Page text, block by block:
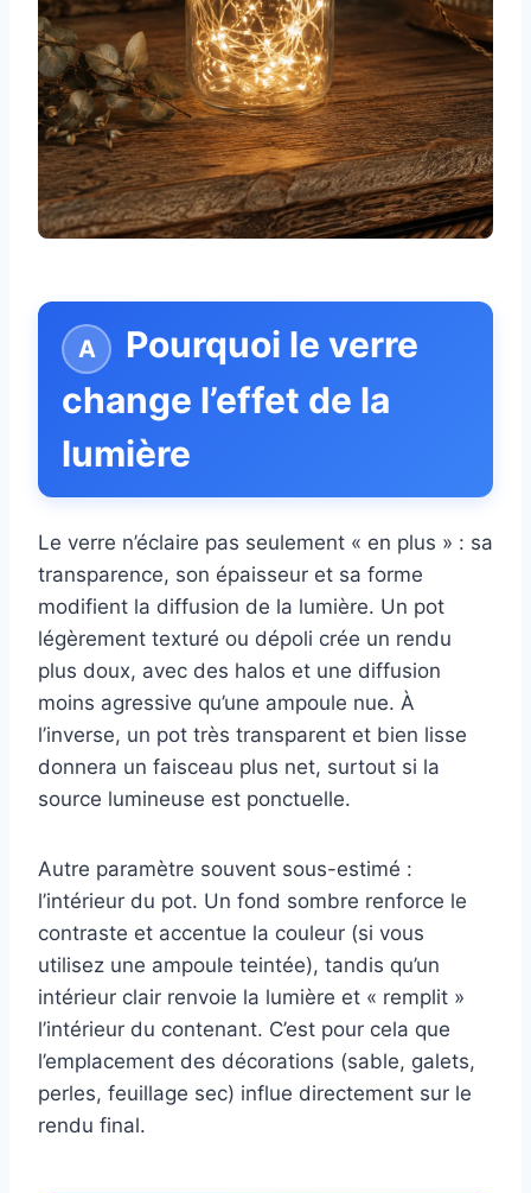
Pourquoi le verre
change l’effet de la
lumière
Le verre n’éclaire pas seulement « en plus » : sa
transparence, son épaisseur et sa forme
modifient la diffusion de la lumière. Un pot
légèrement texturé ou dépoli crée un rendu
plus doux, avec des halos et une diffusion
moins agressive qu’une ampoule nue. À
l’inverse, un pot très transparent et bien lisse
donnera un faisceau plus net, surtout si la
source lumineuse est ponctuelle.
Autre paramètre souvent sous-estimé :
l’intérieur du pot. Un fond sombre renforce le
contraste et accentue la couleur (si vous
utilisez une ampoule teintée), tandis qu’un
intérieur clair renvoie la lumière et « remplit »
l’intérieur du contenant. C’est pour cela que
l’emplacement des décorations (sable, galets,
perles, feuillage sec) influe directement sur le
rendu final.